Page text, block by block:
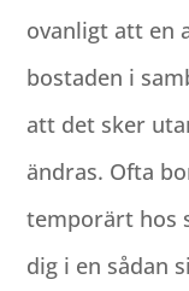
ovanligt att en
bostaden i
att det sker
ändras. Ofta
temporärt hos
dig i en sådan